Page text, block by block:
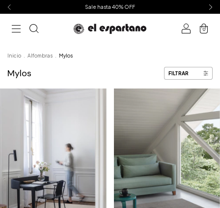
Sale hasta 40% OFF
0
Inicio Alfombras Mylos
Mylos FILTRAR